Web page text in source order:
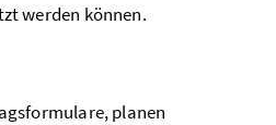
werden können.
planen